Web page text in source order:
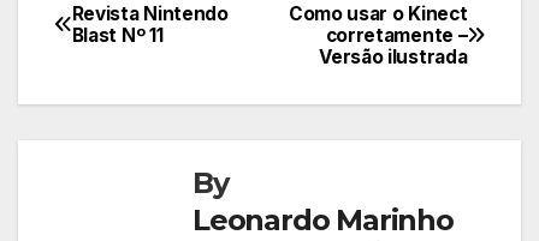
Navegação
Como usar o Kinect
corretamente –
Versão ilustrada
Revista Nintendo
Blast Nº 11
By
Leonardo Marinho